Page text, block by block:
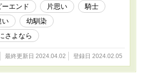
エンド 片思い
騎士
い
幼馴染
さよなら
最終更新日 2024.04.02 登録日 2024.02.05